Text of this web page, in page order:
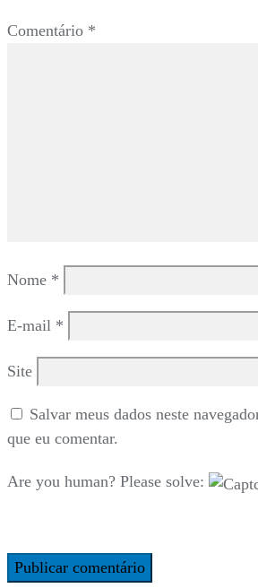
Comentário *
Nome *
E-mail *
Site
Salvar meus dados neste
que eu comentar.
Are you human? Please solve: